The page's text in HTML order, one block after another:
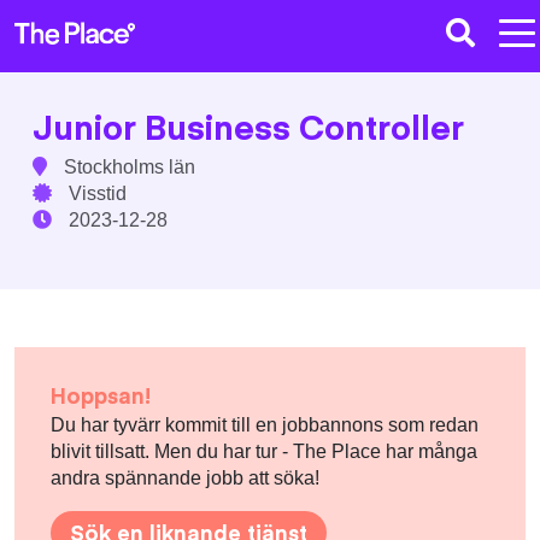
Junior Business Controller
Stockholms län
Visstid
2023-12-28
Hoppsan!
Du har tyvärr kommit till en jobbannons som redan
blivit tillsatt. Men du har tur - The Place har många
andra spännande jobb att söka!
Sök en liknande tjänst